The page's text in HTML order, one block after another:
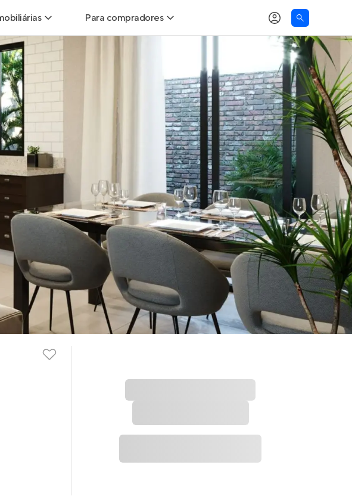
para Imobiliárias
de imobiliárias
imóveis
Para compradores
Calcule seu Poder de Compra
Comprar x Alugar
Correção do INCC
Simulador de Financiamento
Encontre um corretor